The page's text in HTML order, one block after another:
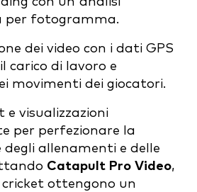
per fotogramma.
dei video con i dati GPS
carico di lavoro e
movimenti dei giocatori.
e visualizzazioni
per perfezionare la
degli allenamenti e delle
Catapult Pro Video,
cricket ottengono un